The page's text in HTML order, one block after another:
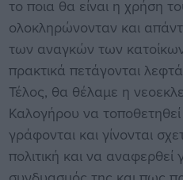
το ποια θα είναι η χρήση
ολοκληρώνονταν και
των αναγκών των
πρακτικά πετάγονται
Τέλος, θα θέλαμε η
Καλογήρου να
γράφονται και γίνονται
πολιτική και να αναφερθεί